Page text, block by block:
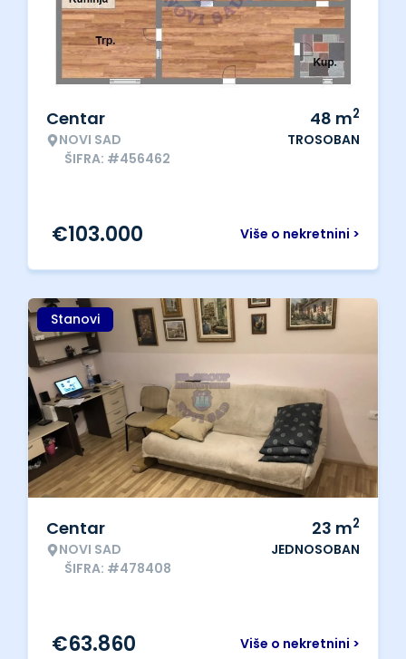
Centar
NOVI SAD
ŠIFRA: #456462
48 m2
TROSOBAN
Više o nekretnini >
€103.000
Stanovi
Centar
NOVI SAD
ŠIFRA: #478408
23 m2
JEDNOSOBAN
Više o nekretnini >
€63.860